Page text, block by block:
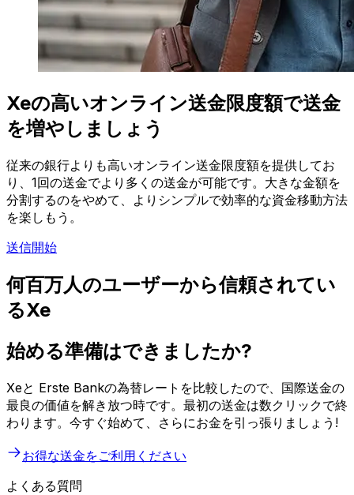
Xeの高いオンライン送金限度額で送金
を増やしましょう
従来の銀行よりも高いオンライン送金限度額を提供してお
り、1回の送金でより多くの送金が可能です。大きな金額を
分割するのをやめて、よりシンプルで効率的な資金移動方法
を楽しもう。
送信開始
何百万人のユーザーから信頼されてい
るXe
始める準備はできましたか?
Xeと Erste Bankの為替レートを比較したので、国際送金の
最良の価値を解き放つ時です。最初の送金は数クリックで終
わります。今すぐ始めて、さらにお金を引っ張りましょう!
お得な送金をご利用ください
よくある質問